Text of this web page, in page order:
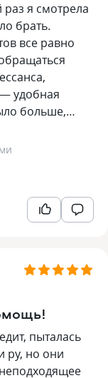
я смотрела
брать.
все равно
удобная
больше,…
пыталась
ру, но они